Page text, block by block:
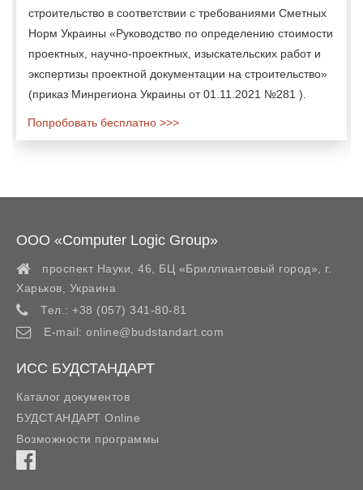
строительство в соответствии с требованиями Сметных
Норм Украины «Руководство по определению стоимости
проектных, научно-проектных, изыскательских работ и
экспертизы проектной документации на строительство»
(приказ Минрегиона Украины от 01.11.2021 №281 ).
Попробовать бесплатно >>>
ООО «Computer Logic Group»
проспект Науки, 46, БЦ «Бриллиантовый город»,
г.
Харьков
Украина
Тел.: +38 (057) 341-80-81
E-mail: online@budstandart.com
ИСС БУДСТАНДАРТ
Каталог документов
БУДСТАНДАРТ Online
Возможности программы